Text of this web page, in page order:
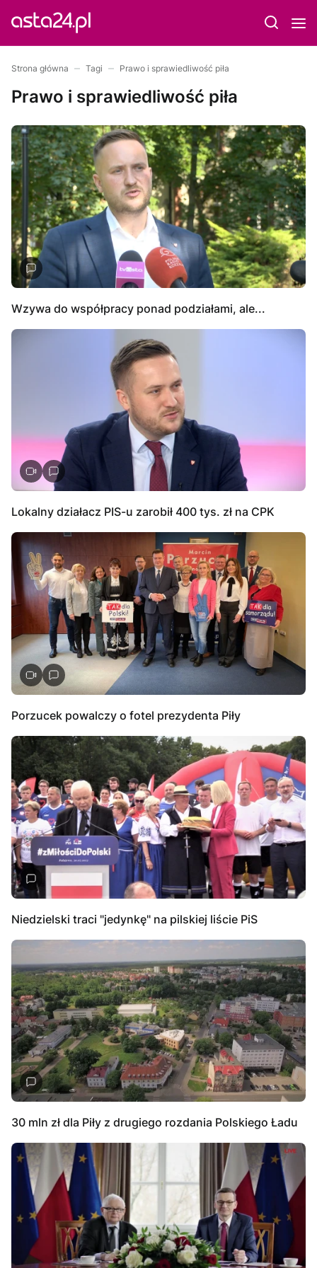
Strona główna Tagi Prawo i sprawiedliwość piła
Prawo i sprawiedliwość piła
Wzywa do współpracy ponad podziałami, ale...
Lokalny działacz PIS-u zarobił 400 tys. zł na CPK
Porzucek powalczy o fotel prezydenta Piły
Niedzielski traci "jedynkę" na pilskiej liście PiS
30 mln zł dla Piły z drugiego rozdania Polskiego Ładu